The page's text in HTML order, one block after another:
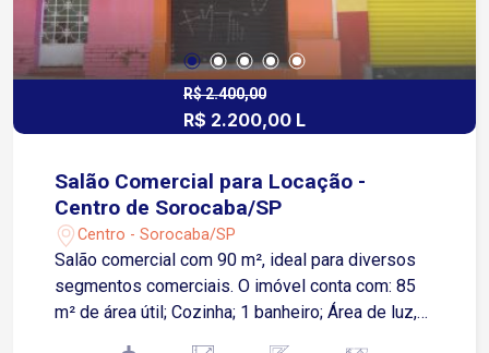
R$ 2.400,00
R$ 2.200,00 L
Salão Comercial para Locação -
Centro de Sorocaba/SP
Centro - Sorocaba/SP
Salão comercial com 90 m², ideal para diversos
segmentos comerciais. O imóvel conta com: 85
m² de área útil; Cozinha; 1 banheiro; Área de luz,